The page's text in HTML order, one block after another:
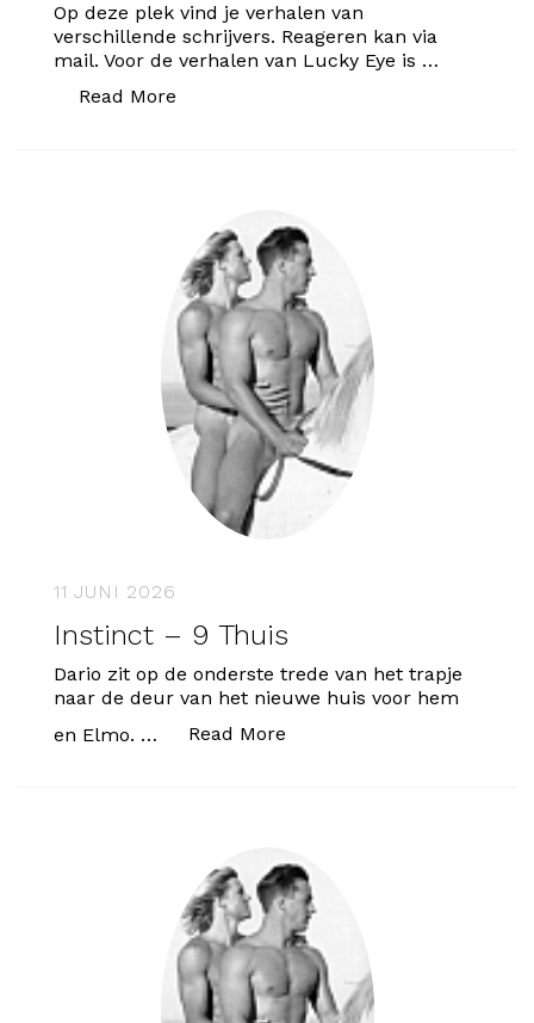
Op deze plek vind je verhalen van
verschillende schrijvers. Reageren kan via
mail. Voor de verhalen van Lucky Eye is …
Read More
11 JUNI 2026
Instinct – 9 Thuis
Dario zit op de onderste trede van het trapje
naar de deur van het nieuwe huis voor hem
en Elmo. …
Read More